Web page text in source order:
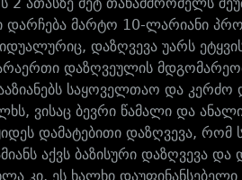
დარჩება მარტო 10-ლარიანი
დაზღვევა უარს
დაზღვეულის
საყოველთაო და კერძო
ვისაც ბევრი წამალი და
დამატებითი დაზღვევა,
აქვს ბაზისური დაზღვევა
კი, ეს ხალხი